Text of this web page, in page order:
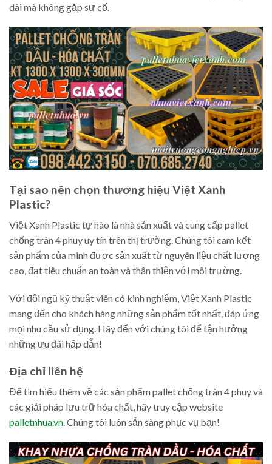
dài mà không gặp sự cố.
Tại sao nên chọn thương hiệu Việt Xanh
Plastic?
Việt Xanh Plastic tự hào là nhà sản xuất và cung cấp pallet
chống tràn 4 phuy uy tín trên thị trường. Chúng tôi cam kết
sản phẩm của mình được sản xuất từ nguyên liệu chất lượng
cao, đạt tiêu chuẩn an toàn và thân thiện với môi trường.
Với đội ngũ kỹ thuật viên có kinh nghiệm, Việt Xanh Plastic
mang đến cho khách hàng những sản phẩm tốt nhất, đáp ứng
mọi nhu cầu sử dụng. Hãy đến với chúng tôi để tận hưởng
những ưu đãi hấp dẫn!
Địa chỉ liên hệ
Để tìm hiểu thêm về các sản phẩm pallet chống tràn 4 phuy và
các giải pháp lưu trữ hóa chất, hãy truy cập website
palletnhua.vn. Chúng tôi luôn sẵn sàng phục vụ bạn!